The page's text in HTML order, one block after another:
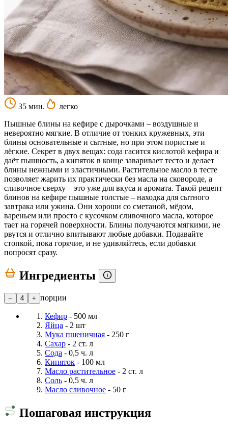
35 мин.
легко
Пышные блины на кефире с дырочками – воздушные и
невероятно мягкие. В отличие от тонких кружевных, эти
блины основательные и сытные, но при этом пористые и
лёгкие. Секрет в двух вещах: сода гасится кислотой кефира и
даёт пышность, а кипяток в конце заваривает тесто и делает
блины нежными и эластичными. Растительное масло в тесте
позволяет жарить их практически без масла на сковороде, а
сливочное сверху – это уже для вкуса и аромата. Такой рецепт
блинов на кефире пышные толстые – находка для сытного
завтрака или ужина. Они хороши со сметаной, мёдом,
вареньем или просто с кусочком сливочного масла, которое
тает на горячей поверхности. Блины получаются мягкими, не
рвутся и отлично впитывают любые добавки. Подавайте
стопкой, пока горячие, и не удивляйтесь, если добавки
попросят сразу.
Ингредиенты
− 4 + порции
Кефир - 500 мл
Яйца - 2 шт
Мука пшеничная - 250 г
Сахар - 2 ст. л
Сода - 0,5 ч. л
Кипяток - 100 мл
Масло растительное - 2 ст. л
Соль - 0,5 ч. л
Масло сливочное - 50 г
Пошаговая инструкция